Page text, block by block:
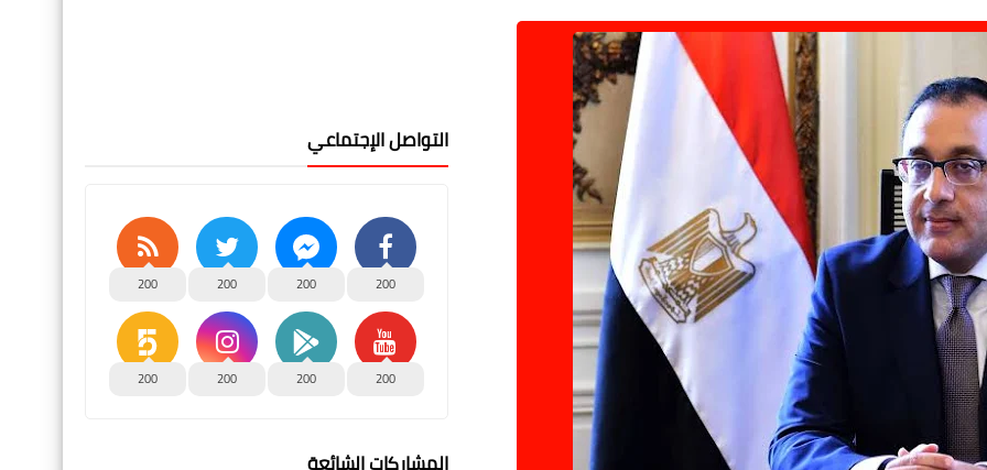
التواصل الإجتماعي
200
200
200
200
200
200
200
200
المشاركات الشائعة